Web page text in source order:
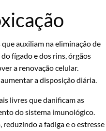
auxiliam na eliminação de
fígado e dos rins, órgãos
a renovação celular.
a disposição diária.
livres que danificam as
do sistema imunológico.
a fadiga e o estresse